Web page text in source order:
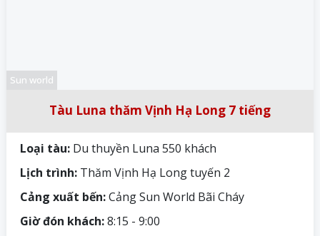
Sun world
Tàu Luna thăm Vịnh Hạ Long 7 tiếng
Loại tàu: Du thuyền Luna 550 khách
Lịch trình: Thăm Vịnh Hạ Long tuyến 2
Cảng xuất bến:Cảng Sun World Bãi Cháy
Giờ đón khách:8:15 - 9:00